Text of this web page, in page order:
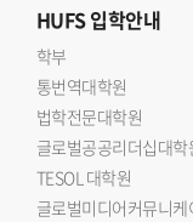
HUFS입학안내
학부
통번역대학원
법학전문대학원
글로벌공공리더십대학
TESOL 대학원
글로벌미디어커뮤니케